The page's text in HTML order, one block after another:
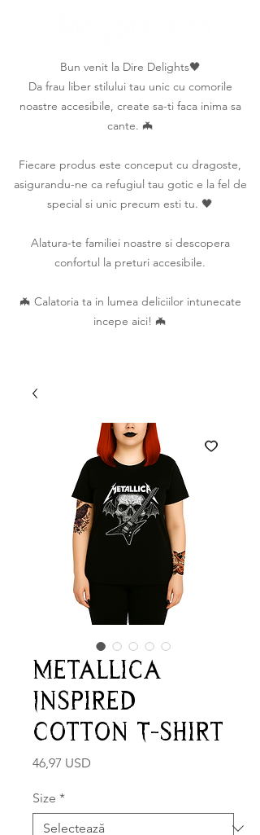
Bun venit la Dire Delights🖤
Da frau liber stilului tau unic cu comorile
noastre accesibile, create sa-ti faca inima sa
cante. 🦇
Fiecare produs este conceput cu dragoste,
asigurandu-ne ca refugiul tau gotic e la fel de
special si unic precum esti tu. 🖤
Alatura-te familiei noastre si descopera
confortul la preturi accesibile.
🦇 Calatoria ta in lumea deliciilor intunecate
incepe aici! 🦇
Metallica
Inspired
Cotton T-shirt
46,97 USD
Size *